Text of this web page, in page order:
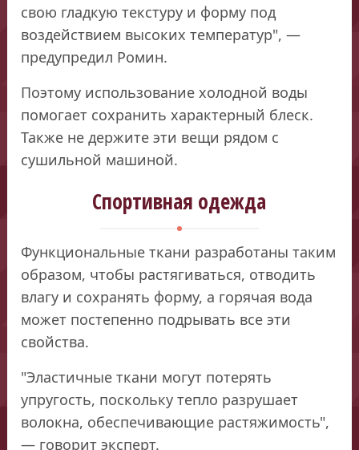
свою гладкую текстуру и форму под
воздействием высоких температур", —
предупредил Ромин.
Поэтому использование холодной воды
помогает сохранить характерный блеск.
Также не держите эти вещи рядом с
сушильной машиной.
Спортивная одежда
Функциональные ткани разработаны таким
образом, чтобы растягиваться, отводить
влагу и сохранять форму, а горячая вода
может постепенно подрывать все эти
свойства.
"Эластичные ткани могут потерять
упругость, поскольку тепло разрушает
волокна, обеспечивающие растяжимость",
— говорит эксперт.